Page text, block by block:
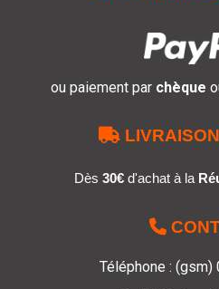
ou paiement par chèque

Dès 30€ d'achat à la

Téléphone : (gsm)